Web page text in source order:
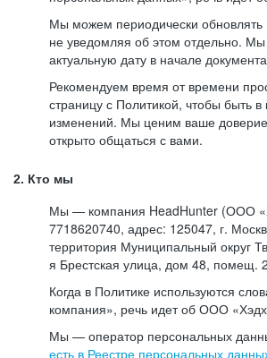
Мы можем периодически обновлять
не уведомляя об этом отдельно. Мы
актуальную дату в начале
Рекомендуем время от времени
страницу с Политикой, чтобы быть
изменений. Мы ценим ваше
открыто общаться с вами.
2. Кто мы
Мы — компания HeadHunter (ООО
7718620740, адрес: 125047, г.
территория Муниципальный округ
я Брестская улица, дом 48, помещ.
Когда в Политике используются
компания», речь идет об ООО
Мы — оператор персональных
есть в Реестре персональных